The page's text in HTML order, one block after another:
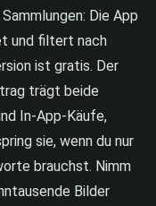
Die App
und filtert nach
ist gratis. Der
trägt beide
In-App-Käufe,
sie, wenn du nur
brauchst. Nimm
Bilder